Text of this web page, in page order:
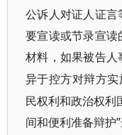
公诉人对证人证言
要宣读或节录宣读
材料，如果被告人
异于控方对辩方实
民权利和政治权利
间和便利准备辩护